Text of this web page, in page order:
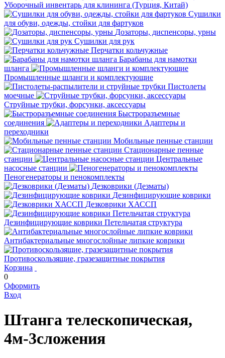
Уборочный инвентарь для клининга (Турция, Китай)
Сушилки
для обуви, одежды, стойки для фартуков
Дозаторы, диспенсоры, урны
Сушилки для рук
Перчатки кольчужные
Барабаны для намотки
шланга
Промышленные шланги и комплектующие
Пистолеты
моечные
Струйные трубки, форсунки, аксессуары
Быстроразъемные
соединения
Адаптеры и
переходники
Мобильные пенные станции
Стационарные пенные
станции
Центральные
насосные станции
Пеногенераторы и пенокомплекты
Дезковрики (Дезматы)
Дезинфицирующие коврики
Дезковрики ХАССП
Дезинфицирующие коврики Петельчатая структура
Антибактериальные многослойные липкие коврики
Противоскользящие, гразезащитные покрытия
Корзина
0
Оформить
Вход
Штанга телескопическая,
4м-3сложения